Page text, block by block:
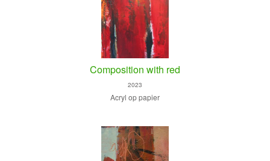
Composition with red
2023
Acryl op papier